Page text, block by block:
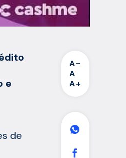
e
de
A-
A
A+